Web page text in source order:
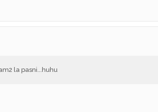
la pasni...huhu